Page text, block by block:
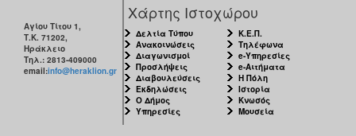
Αγίου Τίτου 1,
Τ.Κ. 71202,
Ηράκλειο
Τηλ.: 2813-409000
email:info@heraklion.gr
Χάρτης Ιστοχώρου
Δελτία Τύπου
Ανακοινώσεις
Διαγωνισμοί
Προσλήψεις
Διαβουλεύσεις
Εκδηλώσεις
Ο Δήμος
Υπηρεσίες
Κ.Ε.Π.
Τηλέφωνα
e-Υπηρεσίες
e-Αιτήματα
Η Πόλη
Ιστορία
Κνωσός
Μουσεία